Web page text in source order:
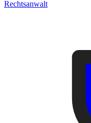
Rechtsanwalt